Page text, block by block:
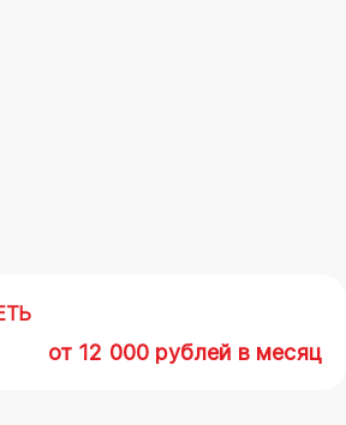
от 12 000 рублей в месяц